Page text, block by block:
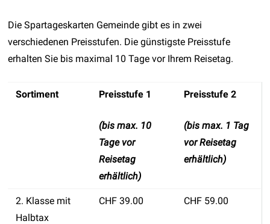
Die Spartageskarten Gemeinde gibt es in zwei
verschiedenen Preisstufen. Die günstigste Preisstufe
erhalten Sie bis maximal 10 Tage vor Ihrem Reisetag.
Sortiment Preisstufe 1
(bis max. 10
Tage vor
Reisetag
erhältlich)
Preisstufe 2
(bis max. 1 Tag
vor Reisetag
erhältlich)
2. Klasse mit
Halbtax
CHF 39.00 CHF 59.00